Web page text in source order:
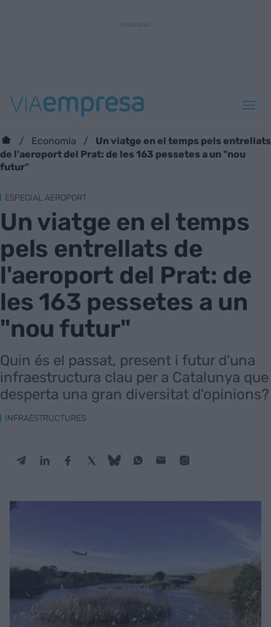
Economia
Un viatge en el temps pels entrellats
de l'aeroport del Prat: de les 163 pessetes a un "nou
futur"
ESPECIAL AEROPORT
Un viatge en el temps
pels entrellats de
l'aeroport del Prat: de
les 163 pessetes a un
"nou futur"
Quin és el passat, present i futur d'una
infraestructura clau per a Catalunya que
desperta una gran diversitat d'opinions?
INFRAESTRUCTURES